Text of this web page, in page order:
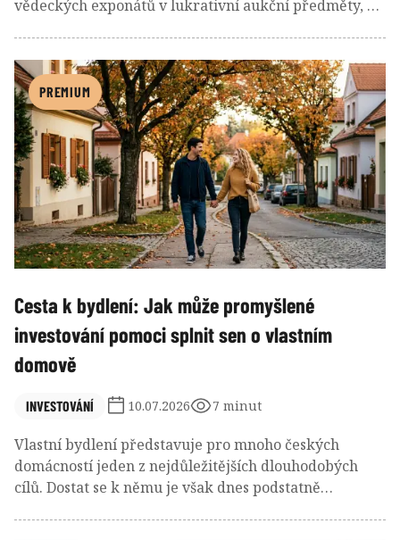
vědeckých exponátů v lukrativní aukční předměty, na
pak rostou obavy o paleontologii.
PREMIUM
Cesta k bydlení: Jak může promyšlené
investování pomoci splnit sen o vlastním
domově
INVESTOVÁNÍ 10.07.2026 7 minut
Vlastní bydlení představuje pro mnoho českých
domácností jeden z nejdůležitějších dlouhodobých
cílů. Dostat se k němu je však dnes podstatně